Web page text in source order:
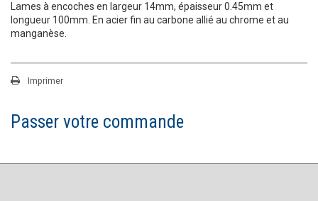
Lames à encoches en largeur 14mm, épaisseur 0.45mm et
longueur 100mm. En acier fin au carbone allié au chrome et au
manganèse.
Imprimer
Passer votre commande